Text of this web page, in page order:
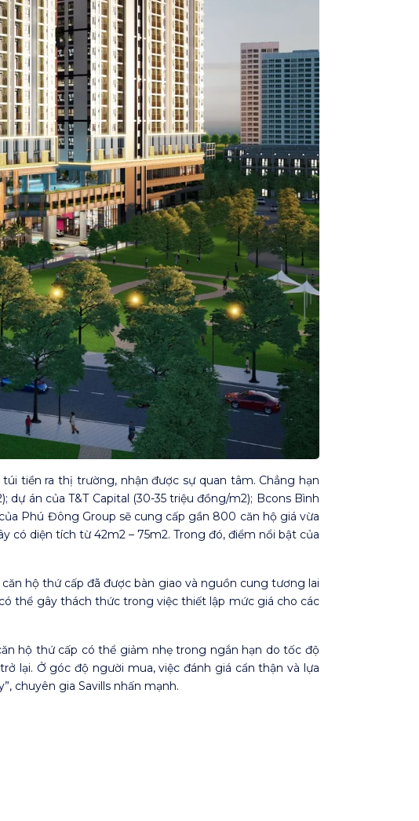
tiền ra thị trường, nhận được sự quan tâm. Chẳng hạn
án của T&T Capital (30-35 triệu đồng/m2); Bcons Bình
Phú Đông Group sẽ cung cấp gần 800 căn hộ giá vừa
có diện tích từ 42m2 – 75m2. Trong đó, điểm nổi bật của
hộ thứ cấp đã được bàn giao và nguồn cung tương lai
thể gây thách thức trong việc thiết lập mức giá cho các
hộ thứ cấp có thể giảm nhẹ trong ngắn hạn do tốc độ
lại. Ở góc độ người mua, việc đánh giá cẩn thận và lựa
chuyên gia Savills nhấn mạnh.